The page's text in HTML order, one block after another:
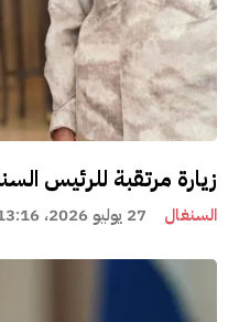
زيارة مرتقبة للرئيس
السنغال 27 يوليو 2026، 13:16 مساءً